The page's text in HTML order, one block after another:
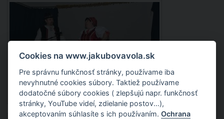
Cookies na www.jakubovavola.sk
Pre správnu funkčnosť stránky, používame iba
nevyhnutné cookies súbory. Taktiež používame
dodatočné súbory cookies ( zlepšujú napr. funkčnosť
stránky, YouTube videí, zdielanie postov...),
akceptovaním súhlasíte s ich používaním.Ochrana